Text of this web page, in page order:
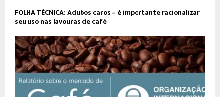
FOLHA TÉCNICA: Adubos caros – é importante racionalizar
seu uso nas lavouras de café